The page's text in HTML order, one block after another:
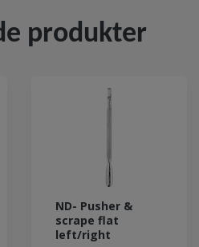
produkter
ND- Pusher &
scrape flat
left/right